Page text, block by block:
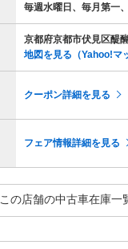
毎週水曜日、毎月第一
京都府京都市伏見区醍
地図を見る（Yahoo!マ
クーポン詳細を見る
フェア情報詳細を見る
この店舗の中古車在庫一